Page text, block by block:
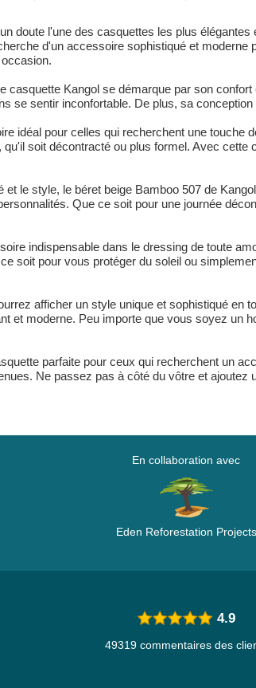
doute l'une des casquettes les plus
d'un accessoire sophistiqué et
casquette Kangol se démarque par son
se sentir inconfortable. De plus, sa
idéal pour celles qui recherchent une touche
soit décontracté ou plus formel. Avec
le style, le béret beige Bamboo 507 de
Que ce soit pour une journée
indispensable dans le dressing de toute
soit pour vous protéger du soleil ou
afficher un style unique et sophistiqué en
et moderne. Peu importe que vous soyez un
parfaite pour ceux qui recherchent un
Ne passez pas à côté du vôtre et
En collaboration avec
Eden Reforestation Projects
4.9
49319 commentaires des